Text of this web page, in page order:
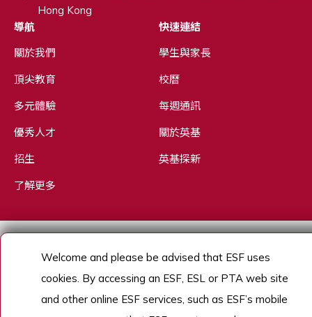
Hong Kong
導航
關於我們
頂尖教育
多元體驗
優秀人才
招生
了解更多
快速連結
學生與家長
校曆
每週通訊
關於英基
英基探新
網站地圖Welcome and please be advised that ESF uses
cookies. By accessing an ESF, ESL or PTA web site
and other online ESF services, such as ESF’s mobile